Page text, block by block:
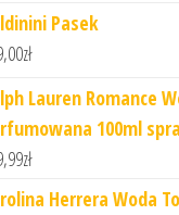
Pasek
zł
Lauren Romance
100ml
zł
Herrera Woda